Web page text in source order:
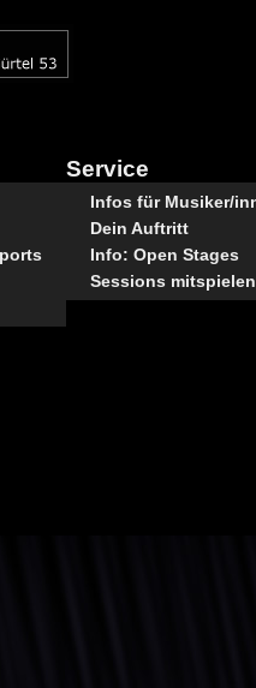
Service
Infos für Musiker/
Dein Auftritt
Info: Open Stages
Sessions mitspielen